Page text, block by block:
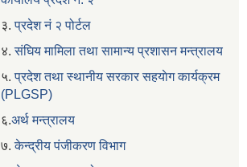
३.प्रदेश नं २ पोर्टल
४.संघिय मामिला तथा सामान्य प्रशासन मन्त्रालय
५.प्रदेश तथा स्थानीय सरकार सहयाेग कार्यक्रम
(PLGSP)
६.अर्थ मन्त्रालय
७.केन्द्रीय पंजीकरण विभाग